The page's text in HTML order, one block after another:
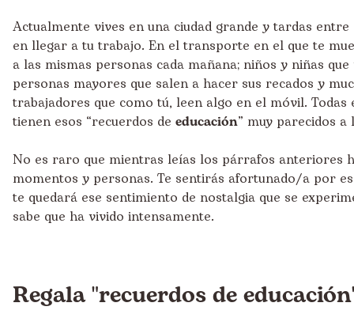
Actualmente vives en una ciudad grande y tardas
en llegar a tu trabajo. En el transporte en el que te
a las mismas personas cada mañana; niños y niñas
personas mayores que salen a hacer sus recados y
trabajadores que como tú, leen algo en el móvil. Todas
tienen esos “recuerdos de educación” muy parecidos a
No es raro que mientras leías los párrafos anteriores
momentos y personas. Te sentirás afortunado/a por
te quedará ese sentimiento de nostalgia que se
sabe que ha vivido intensamente.
Regala "recuerdos de